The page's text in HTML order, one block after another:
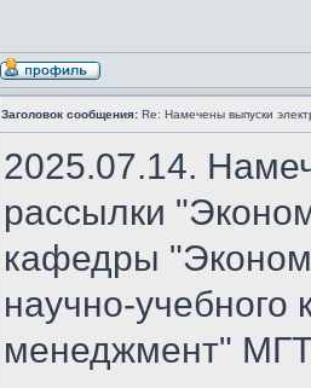
Заголовок сообщения: Re: Намечены выпуски
2025.07.14.
рассылки
кафедры
научно-
менеджмент"